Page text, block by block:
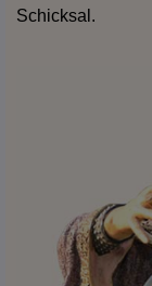
Schicksal.